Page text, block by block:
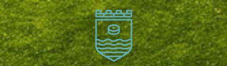
Saltar
al
contenido